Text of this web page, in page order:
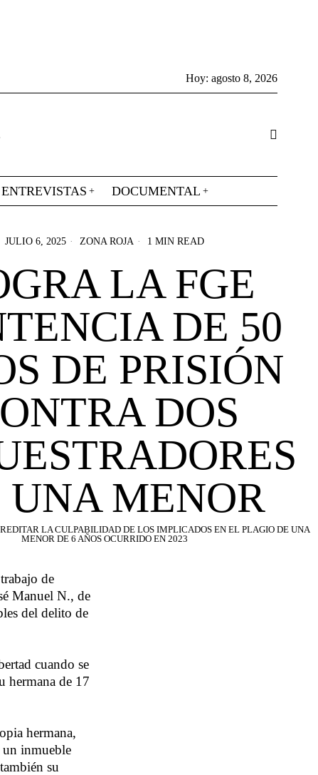
Hoy: agosto 8, 2026
ENTREVISTAS DOCUMENTAL
JULIO 6, 2025 ZONA ROJA 1 MIN READ
LA FGE
DE 50
DE PRISIÓN
DOS
UNA MENOR
LA CULPABILIDAD DE LOS IMPLICADOS EN EL PLAGIO DE UNA
MENOR DE 6 AÑOS OCURRIDO EN 2023
de
Manuel N., de
del delito de
cuando se
hermana de 17
hermana,
un inmueble
su